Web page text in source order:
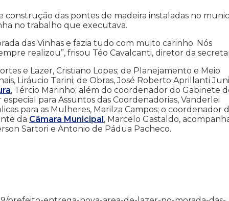
das pontes de madeira instaladas no
no trabalho que executava.
das Vinhas e fazia tudo com muito carinho. Nós
realizou”, frisou Téo Cavalcanti, diretor da
e Lazer, Cristiano Lopes; de Planejamento e Meio
Liráucio Tarini; de Obras, José Roberto Aprillanti
, Tércio Marinho; além do coordenador do Gabinete
para Assuntos das Coordenadorias, Vanderlei
para as Mulheres, Marilza Campos; o coordenador
da Câmara Municipal, Marcelo Gastaldo,
Sartori e Antonio de Pádua Pacheco.